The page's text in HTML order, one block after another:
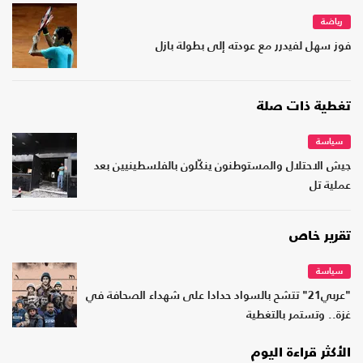
رياضة
فوز سهل لفيدرر مع عودته إلى بطولة بازل
تغطية ذات صلة
سياسة
جيش الاحتلال والمستوطنون ينكّلون بالفلسطينيين بعد
عملية تل
تقرير خاص
سياسة
"عربي21" تتشح بالسواد حدادا على شهداء الصحافة في
غزة.. وتستمر بالتغطية
الأكثر قراءة اليوم